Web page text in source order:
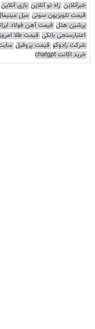
خبرآنلاین راه نو آنلاین بازی آنلاین
قیمت تلویزیون سونی مبل
پرشین هتل قیمت آهن فولاد
اعتبارسنجی بانکی قیمت طلا امروز
شرکت رادوکو قیمت پروفیل
خرید اکانت chatgpt